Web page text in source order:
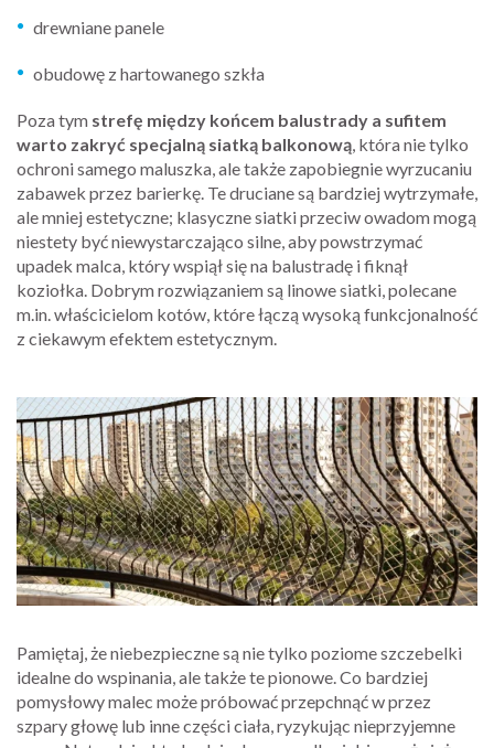
drewniane panele
obudowę z hartowanego szkła
Poza tym strefę między końcem balustrady a sufitem
warto zakryć specjalną siatką balkonową , która nie tylko
ochroni samego maluszka, ale także zapobiegnie wyrzucaniu
zabawek przez barierkę. Te druciane są bardziej wytrzymałe,
ale mniej estetyczne; klasyczne siatki przeciw owadom mogą
niestety być niewystarczająco silne, aby powstrzymać
upadek malca, który wspiął się na balustradę i fiknął
koziołka. Dobrym rozwiązaniem są linowe siatki, polecane
m.in. właścicielom kotów, które łączą wysoką funkcjonalność
z ciekawym efektem estetycznym.
Pamiętaj, że niebezpieczne są nie tylko poziome szczebelki
idealne do wspinania, ale także te pionowe. Co bardziej
pomysłowy malec może próbować przepchnąć w przez
szpary głowę lub inne części ciała, ryzykując nieprzyjemne